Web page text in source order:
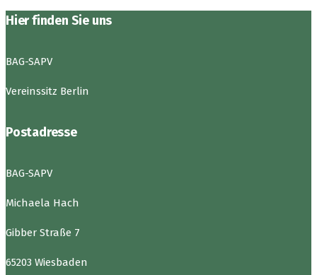
Hier finden Sie uns
BAG-SAPV
Vereinssitz Berlin
Postadresse
BAG-SAPV
Michaela Hach
Gibber Straße 7
65203 Wiesbaden